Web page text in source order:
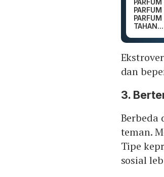
TAHAN...
dan
3.
Berbeda
teman.
Tipe
sosial